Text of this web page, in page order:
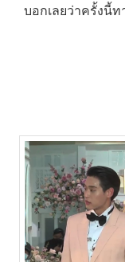
บอกเลยว่าครั้งนี้ท